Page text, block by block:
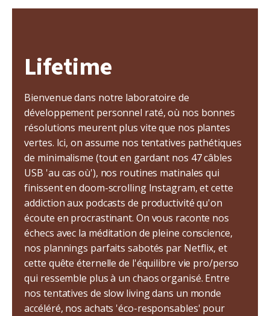
Lifetime
Bienvenue dans notre laboratoire de
développement personnel raté, où nos bonnes
résolutions meurent plus vite que nos plantes
vertes. Ici, on assume nos tentatives pathétiques
de minimalisme (tout en gardant nos 47 câbles
USB 'au cas où'), nos routines matinales qui
finissent en doom-scrolling Instagram, et cette
addiction aux podcasts de productivité qu'on
écoute en procrastinant. On vous raconte nos
échecs avec la méditation de pleine conscience,
nos plannings parfaits sabotés par Netflix, et
cette quête éternelle de l'équilibre vie pro/perso
qui ressemble plus à un chaos organisé. Entre
nos tentatives de slow living dans un monde
accéléré, nos achats 'éco-responsables' pour